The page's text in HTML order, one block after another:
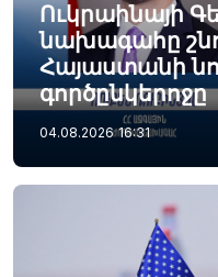
Ուկրաինայի
նախագահը
Հայաստանի
գործընկերոջը
04.08.2026 16:31